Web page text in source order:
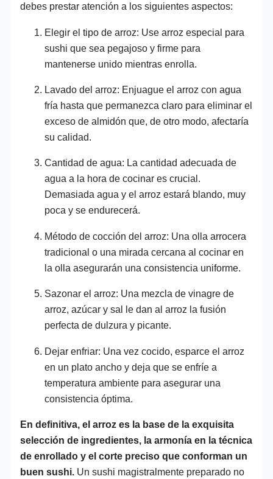
debes prestar atención a los siguientes aspectos:
Elegir el tipo de arroz: Use arroz especial para
sushi que sea pegajoso y firme para
mantenerse unido mientras enrolla.
Lavado del arroz: Enjuague el arroz con agua
fría hasta que permanezca claro para eliminar el
exceso de almidón que, de otro modo, afectaría
su calidad.
Cantidad de agua: La cantidad adecuada de
agua a la hora de cocinar es crucial.
Demasiada agua y el arroz estará blando, muy
poca y se endurecerá.
Método de cocción del arroz: Una olla arrocera
tradicional o una mirada cercana al cocinar en
la olla asegurarán una consistencia uniforme.
Sazonar el arroz: Una mezcla de vinagre de
arroz, azúcar y sal le dan al arroz la fusión
perfecta de dulzura y picante.
Dejar enfriar: Una vez cocido, esparce el arroz
en un plato ancho y deja que se enfríe a
temperatura ambiente para asegurar una
consistencia óptima.
En definitiva, el arroz es la base de la exquisita
selección de ingredientes, la armonía en la técnica
de enrollado y el corte preciso que conforman un
buen sushi. Un sushi magistralmente preparado no